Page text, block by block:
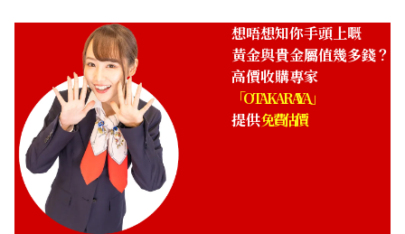
24K gold (K24) necklace
參考回收價
HKD 36,675.81
設計美感等因素，提供高價收購服務。我們曾經進行過超
過一萬件物品的評估，許多客戶都表示收購金額遠超預
期，感到非常滿意。此外，「OTAKARAYA」的所有門店
均配備了測量儀器，能夠精確測量黃金的含金量。
金額當然重要，我們也致力於提供最高水準的服務，確保
每位顧客都能感受到我們的熱情款待。我們不僅僅關注商
品，更重視每位顧客的心情，會耐心解釋，讓您滿意地離
開。我們將誠心誠意地為您服務，期待您使用
「OTAKARAYA」的收購服務。
什麼時候是出售貴金屬的好時機？
黃金價格多久會變動一次？
想唔想知你手頭上嘅
黃金與貴金屬值幾多錢？
高價收購專家
「OTAKARAYA」
提供免費估價